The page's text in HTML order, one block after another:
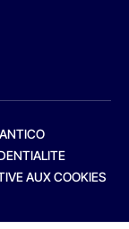
AUX COOKIES